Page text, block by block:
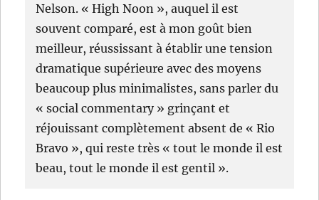
Nelson. « High Noon », auquel il est
souvent comparé, est à mon goût bien
meilleur, réussissant à établir une tension
dramatique supérieure avec des moyens
beaucoup plus minimalistes, sans parler du
« social commentary » grinçant et
réjouissant complètement absent de « Rio
Bravo », qui reste très « tout le monde il est
beau, tout le monde il est gentil ».